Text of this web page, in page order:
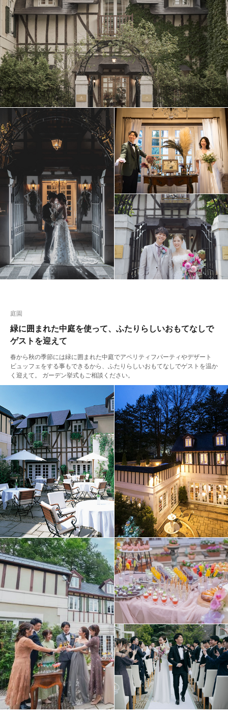
緑に囲まれた中庭を使って、ふたりらしいおもてなしで
ゲストを迎えて
春から秋の季節には緑に囲まれた中庭でアペリティフパーティやデザート
ビュッフェをする事もできるから、ふたりらしいおもてなしでゲストを温か
く迎えて。 ガーデン挙式もご相談ください。
庭園